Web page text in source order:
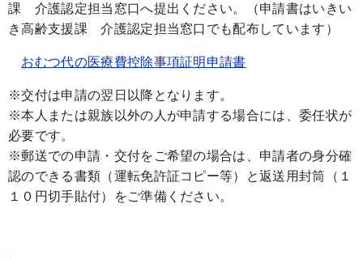
課 介護認定担当窓口へ提出ください。（申請書はいきい
き高齢支援課 介護認定担当窓口でも配布しています）
おむつ代の医療費控除事項証明申請書
※交付は申請の翌日以降となります。
※本人または親族以外の人が申請する場合には、委任状が
必要です。
※郵送での申請・交付をご希望の場合は、申請者の身分確
認のできる書類（運転免許証コピー等）と返送用封筒（１
１０円切手貼付）をご準備ください。